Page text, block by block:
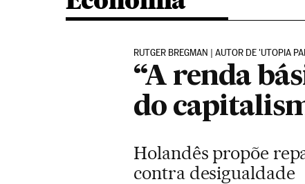
RUTGER BREGMAN | AUTOR DE 'UTOPIA
“A renda
do
Holandês propõe
contra desigualdade